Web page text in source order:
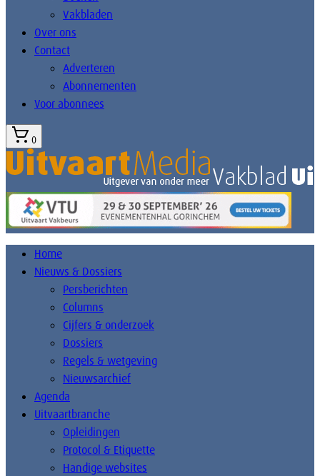
Vakbladen
Over ons
Contact
Adverteren
Abonnementen
Voor abonnees
0
Home
Nieuws & Dossiers
Persberichten
Columns
Cijfers & onderzoek
Dossiers
Regels & wetgeving
Nieuwsarchief
Agenda
Uitvaartbranche
Opleidingen
Protocol & Etiquette
Handige websites